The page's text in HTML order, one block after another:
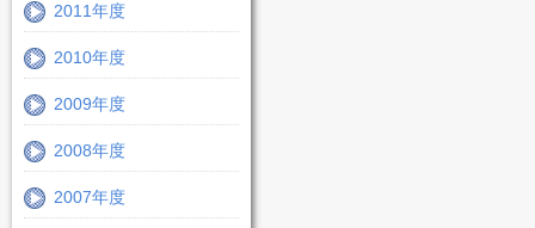
2011年度
2010年度
2009年度
2008年度
2007年度